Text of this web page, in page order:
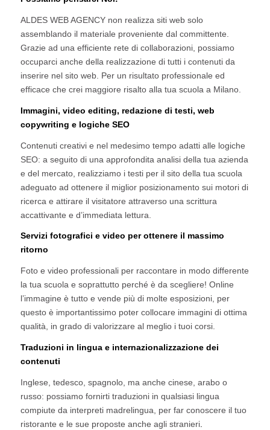
ALDES WEB AGENCY non realizza siti web solo
assemblando il materiale proveniente dal committente.
Grazie ad una efficiente rete di collaborazioni, possiamo
occuparci anche della realizzazione di tutti i contenuti da
inserire nel sito web. Per un risultato professionale ed
efficace che crei maggiore risalto alla tua scuola a Milano.
Immagini, video editing, redazione di testi, web
copywriting e logiche SEO
Contenuti creativi e nel medesimo tempo adatti alle logiche
SEO: a seguito di una approfondita analisi della tua azienda
e del mercato, realizziamo i testi per il sito della tua scuola
adeguato ad ottenere il miglior posizionamento sui motori di
ricerca e attirare il visitatore attraverso una scrittura
accattivante e d’immediata lettura.
Servizi fotografici e video per ottenere il massimo
ritorno
Foto e video professionali per raccontare in modo differente
la tua scuola e soprattutto perché è da scegliere! Online
l’immagine è tutto e vende più di molte esposizioni, per
questo è importantissimo poter collocare immagini di ottima
qualità, in grado di valorizzare al meglio i tuoi corsi.
Traduzioni in lingua e internazionalizzazione dei
contenuti
Inglese, tedesco, spagnolo, ma anche cinese, arabo o
russo: possiamo fornirti traduzioni in qualsiasi lingua
compiute da interpreti madrelingua, per far conoscere il tuo
ristorante e le sue proposte anche agli stranieri.